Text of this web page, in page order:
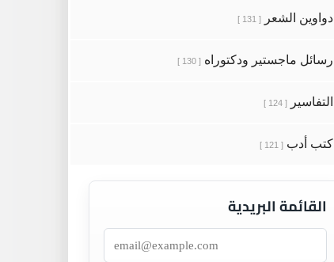
دواوين الشعر [ 131 ]
رسائل ماجستير ودكتوراه [ 130 ]
التفاسير [ 124 ]
كتب أدب [ 121 ]
القائمة البريدية